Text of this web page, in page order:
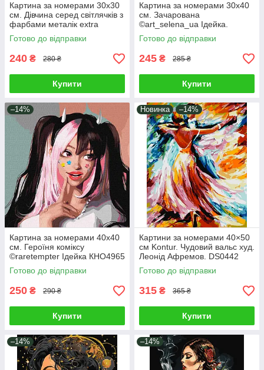
Картина за номерами 30х30
см. Дівчина серед світлячків з
фарбами металік extra
Ідейка. KHO8576
Готово до відправки
240 ₴ 280 ₴
Купити
Картина за номерами 30х40
см. Зачарована
©art_selena_ua Ідейка.
KHO8605
Готово до відправки
245 ₴ 285 ₴
Купити
–14%
Картина за номерами 40х40
см. Героїня коміксу
©raretempter Ідейка КНО4965
Готово до відправки
250 ₴ 290 ₴
Купити
Новинка –14%
Картини за номерами 40×50
см Kontur. Чудовий вальс худ.
Леонід Афремов. DS0442
Готово до відправки
315 ₴ 365 ₴
Купити
–14% –14%